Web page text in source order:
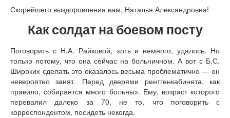
Скорейшего выздоровления вам, Наталья Александровна!
Как солдат на боевом посту
Поговорить с Н.А. Райковой, хоть и немного, удалось. Но
только потому, что она сейчас на больничном. А вот с Б.С.
Широких сделать это оказалось весьма проблематично — он
невероятно занят. Перед дверями рентгенкабинета, как
правило, собирается много больных. Ему, возраст которого
перевалил далеко за 70, не то, что поговорить с
корреспондентом, посидеть некогда.